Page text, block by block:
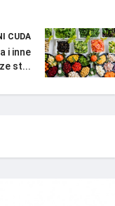
CUDA
i inne
st...